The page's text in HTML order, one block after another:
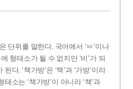
단위를 말한다. 국어에서 ‘ㅂ’이나
형태소가 될 수 없지만 ‘비’가 되
다. ‘책가방’은 ‘책’과 ‘가방’이라
소는 ‘책가방’이 아니라 ‘책’과